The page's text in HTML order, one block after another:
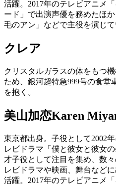
活躍。2017年のテレビアニメ
ード」で出演声優を務めたほ
毛のアン」などで主役を演じて
クレア
クリスタルガラスの体をもつ
ため、銀河超特急999号の食堂
を抱く。
美山加恋Karen
東京都出身。子役として2002
レビドラマ「僕と彼女と彼女
才子役として注目を集め、数
レビドラマや映画、舞台など
活躍。2017年のテレビアニメ